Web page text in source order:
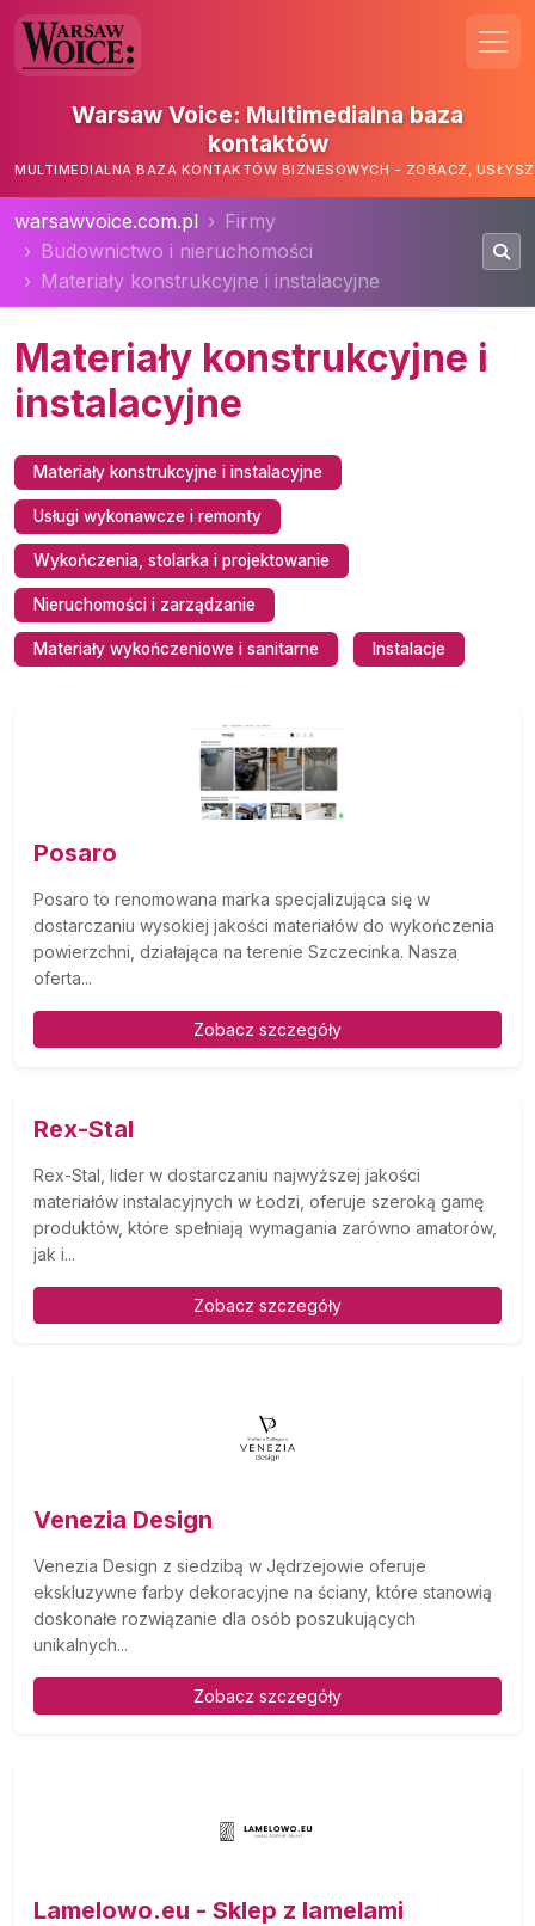
Warsaw Voice: Multimedialna baza
kontaktów
MULTIMEDIALNA BAZA KONTAKTÓW BIZNESOWYCH - ZOBACZ,
warsawvoice.com.pl
Firmy
Budownictwo i nieruchomości
Materiały konstrukcyjne i instalacyjne
Materiały konstrukcyjne i
instalacyjne
Materiały konstrukcyjne i instalacyjne
Usługi wykonawcze i remonty
Wykończenia, stolarka i projektowanie
Nieruchomości i zarządzanie
Materiały wykończeniowe i sanitarne Instalacje
Posaro
Posaro to renomowana marka specjalizująca się w
dostarczaniu wysokiej jakości materiałów do wykończenia
powierzchni, działająca na terenie Szczecinka. Nasza
oferta...
Zobacz szczegóły
Rex-Stal
Rex-Stal, lider w dostarczaniu najwyższej jakości
materiałów instalacyjnych w Łodzi, oferuje szeroką gamę
produktów, które spełniają wymagania zarówno amatorów,
jak i...
Zobacz szczegóły
Venezia Design
Venezia Design z siedzibą w Jędrzejowie oferuje
ekskluzywne farby dekoracyjne na ściany, które stanowią
doskonałe rozwiązanie dla osób poszukujących
unikalnych...
Zobacz szczegóły
Lamelowo.eu - Sklep z lamelami